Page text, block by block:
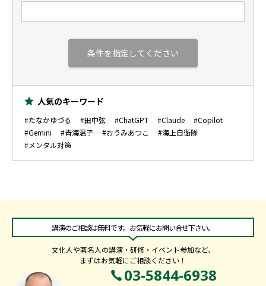
人気のキーワード
#たなかゆづる #田中弦 #ChatGPT #Claude
#Copilot
#Gemini
#青海温子 #おうみあつこ
#海上自衛隊
#メンタル対策
講演のご相談は無料です。お気軽にお問い合せ下さい。
文化人や著名人の講演・研修・イベント参加など、
まずはお気軽にご相談ください！
03-5844-6938